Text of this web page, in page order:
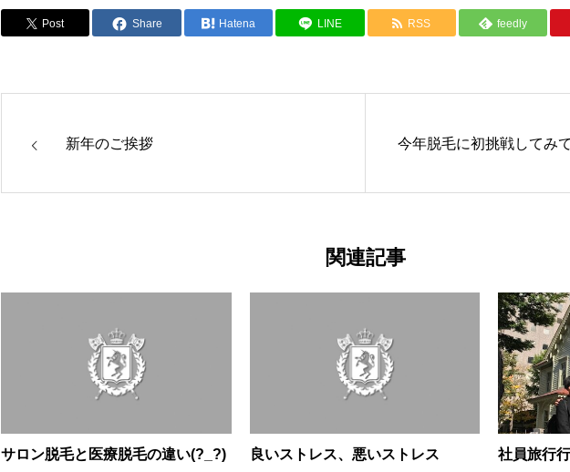
Post Share Hatena LINE RSS feedly
新年のご挨拶 今年脱毛に初挑戦してみ
関連記事
サロン脱毛と医療脱毛の違い(?_?) 良いストレス、悪いストレス 社員旅行